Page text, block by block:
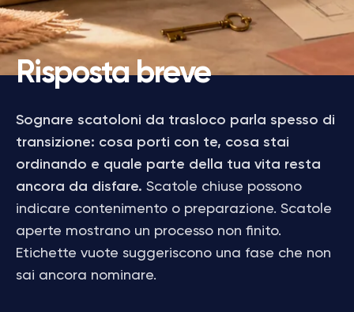
Risposta breve
Sognare scatoloni da trasloco parla spesso di
transizione: cosa porti con te, cosa stai
ordinando e quale parte della tua vita resta
ancora da disfare. Scatole chiuse possono
indicare contenimento o preparazione. Scatole
aperte mostrano un processo non finito.
Etichette vuote suggeriscono una fase che non
sai ancora nominare.